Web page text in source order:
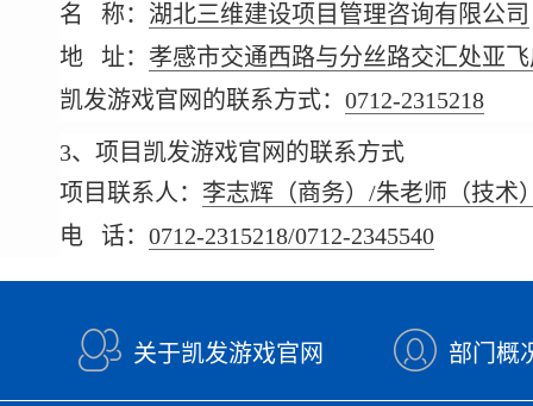
名 称： 湖北三维建设项目管理咨询有限公司
地 址： 孝感市交通西路与分丝路交汇处亚
凯发游戏官网的联系方式： 0712-2315218
3、项目凯发游戏官网的联系方式
项目联系人： 李志辉（商务）/朱老师（技术
电 话： 0712-2315218/0712-2345540
关于凯发游戏官网 部门概